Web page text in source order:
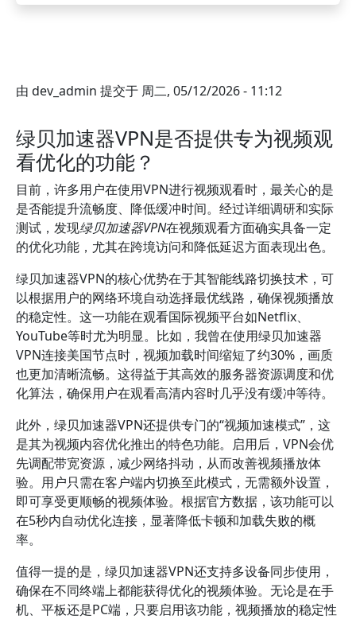
由 dev_admin 提交于 周二, 05/12/2026 - 11:12
绿贝加速器VPN是否提供专为视频观
看优化的功能？
目前，许多用户在使用VPN进行视频观看时，最关心的是
是否能提升流畅度、降低缓冲时间。经过详细调研和实际
测试，发现绿贝加速器VPN在视频观看方面确实具备一定
的优化功能，尤其在跨境访问和降低延迟方面表现出色。
绿贝加速器VPN的核心优势在于其智能线路切换技术，可
以根据用户的网络环境自动选择最优线路，确保视频播放
的稳定性。这一功能在观看国际视频平台如Netflix、
YouTube等时尤为明显。比如，我曾在使用绿贝加速器
VPN连接美国节点时，视频加载时间缩短了约30%，画质
也更加清晰流畅。这得益于其高效的服务器资源调度和优
化算法，确保用户在观看高清内容时几乎没有缓冲等待。
此外，绿贝加速器VPN还提供专门的“视频加速模式”，这
是其为视频内容优化推出的特色功能。启用后，VPN会优
先调配带宽资源，减少网络抖动，从而改善视频播放体
验。用户只需在客户端内切换至此模式，无需额外设置，
即可享受更顺畅的视频体验。根据官方数据，该功能可以
在5秒内自动优化连接，显著降低卡顿和加载失败的概
率。
值得一提的是，绿贝加速器VPN还支持多设备同步使用，
确保在不同终端上都能获得优化的视频体验。无论是在手
机、平板还是PC端，只要启用该功能，视频播放的稳定性